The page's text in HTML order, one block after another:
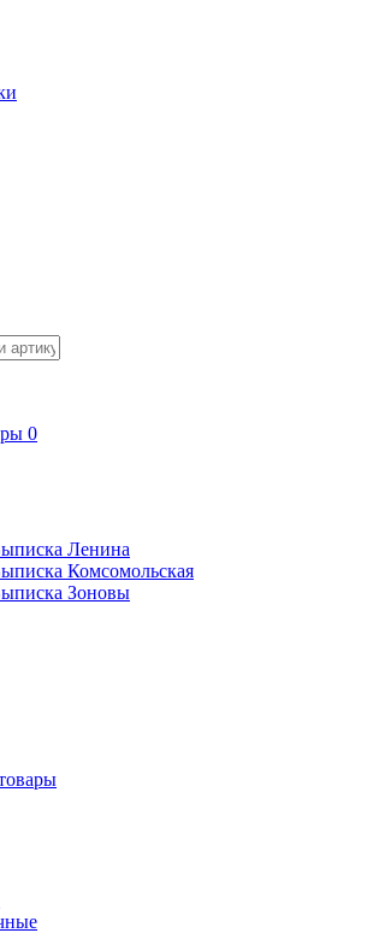
0
Ленина
Комсомольская
Зоновы